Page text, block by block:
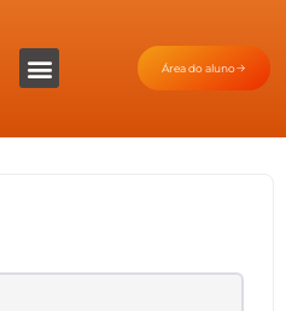
Área do aluno